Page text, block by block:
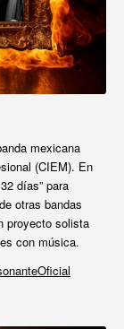
mexicana
(CIEM). En
días” para
otras bandas
proyecto solista
con música.